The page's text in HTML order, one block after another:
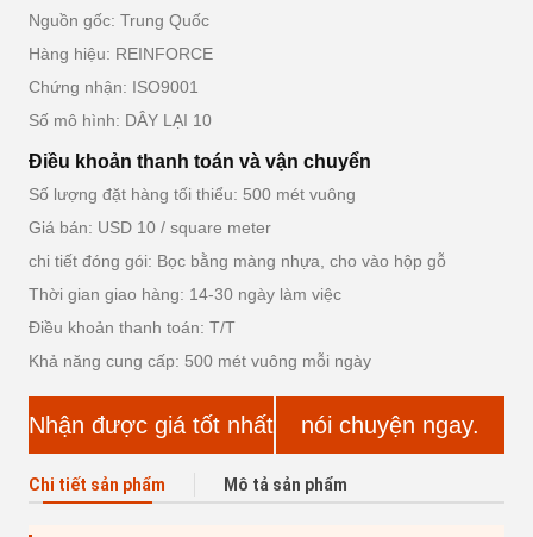
Nguồn gốc: Trung Quốc
Hàng hiệu: REINFORCE
Chứng nhận: ISO9001
Số mô hình: DÂY LẠI 10
Điều khoản thanh toán và vận chuyển
Số lượng đặt hàng tối thiểu: 500 mét vuông
Giá bán: USD 10 / square meter
chi tiết đóng gói: Bọc bằng màng nhựa, cho vào hộp gỗ
Thời gian giao hàng: 14-30 ngày làm việc
Điều khoản thanh toán: T/T
Khả năng cung cấp: 500 mét vuông mỗi ngày
Nhận được giá tốt nhất nói chuyện ngay.
Chi tiết sản phẩm Mô tả sản phẩm